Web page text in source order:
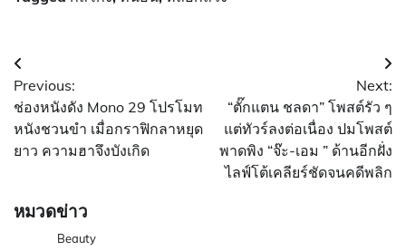
แนะแนว
เรื่อง
Previous:
ช่องหนังดัง Mono 29 โปรโมท
หนังชวนขำ เมื่อกราฟิกลาหยุด
ยาว ความฮาจึงบังเกิด
Next:
“ตั๊กแตน ชลดา” โพสต์รัว ๆ
แต่ทัวร์ลงต่อเนื่อง ปมโพสต์
พาดพิง “จ๊ะ-เอม ” ด้านอีกฝั่ง
ไลฟ์โต้เคลียร์ชัดจนคดีพลิก
หมวดข่าว
Beauty